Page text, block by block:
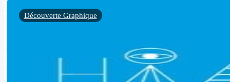
Découverte Graphique